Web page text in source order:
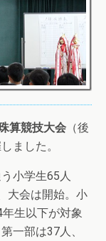
算競技大会 （後
ました。
小学生65人
大会は開始。小
生以下が対象
一部は37人、